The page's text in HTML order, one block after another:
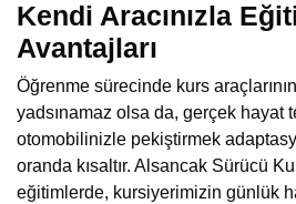
Kendi Aracınızla
Avantajları
Öğrenme sürecinde kurs
yadsınamaz olsa da, gerçek hayat
otomobilinizle pekiştirmek
oranda kısaltır. Alsancak Sürücü
eğitimlerde, kursiyerimizin günlük